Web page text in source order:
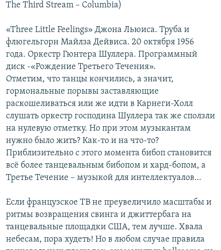
The Third Stream – Columbia)
«Three Little Feelings» Джона Льюиса. Труба и
флюгельгорн Майлза Дейвиса. 20 октября 1956
года. Оркестр Гюнтера Шуллера. Программный
диск -«Рождение Третьего Течения».
Отметим, что танцы кончились, а значит,
гормональные порывы заставляющие
раскошеливаться или же идти в Карнеги-Холл
слушать оркестр господина Шуллера так же сползли
на нулевую отметку. Но при этом музыкантам
нужно было жить? Как-то и на что-то?
Приблизительно с этого момента бибоп становится
всё более танцевальным бибопом и хард-бопом, а
Третье Течение – музыкой для интеллектуалов…
Если французское ТВ не преувеличило масштабы и
ритмы возвращения свинга и джиттербага на
танцевальные площадки США, тем лучше. Хвала
небесам, пора худеть! Но в любом случае правила